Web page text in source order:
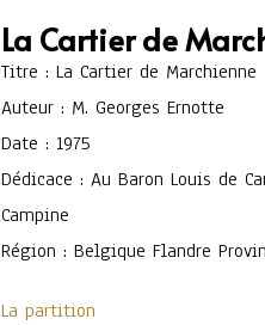
La Cartier de
Titre : La Cartier de Marchienne
Auteur : M. Georges Ernotte
Date : 1975
Dédicace : Au Baron Louis de
Campine
Région : Belgique Flandre
La partition